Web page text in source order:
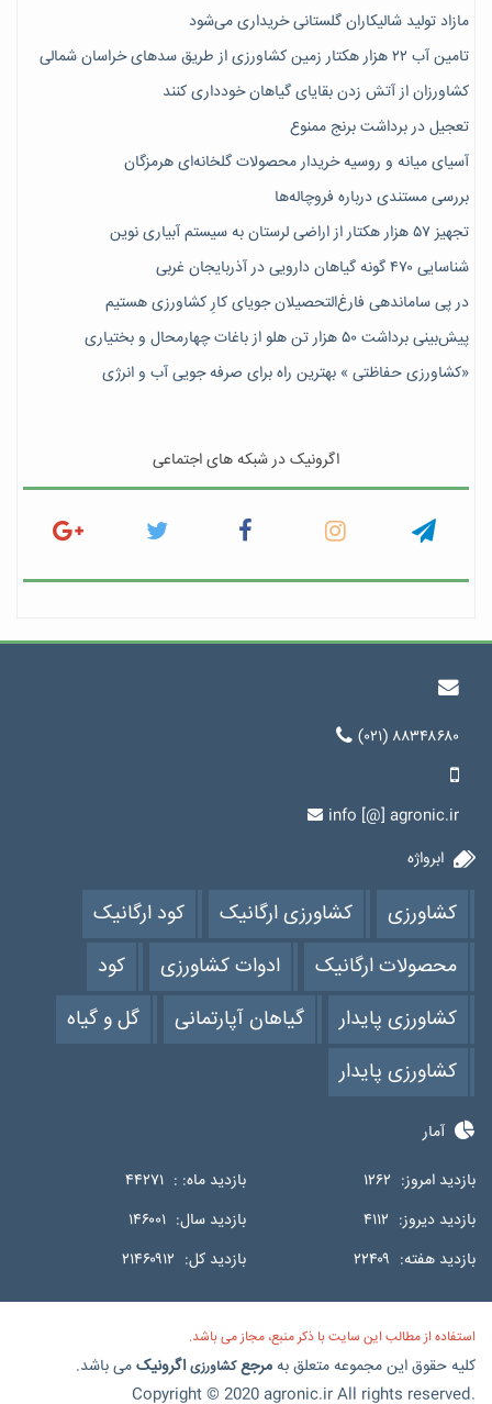
مازاد تولید شالیکاران گلستانی خریداری می‌شود
تامین آب ۲۲ هزار هکتار زمین کشاورزی از طریق سدهای خراسان شمالی
کشاورزان از آتش زدن بقایای گیاهان خودداری کنند
تعجیل در برداشت برنج ممنوع
آسیای میانه و روسیه خریدار محصولات گلخانه‌ای هرمزگان
بررسی مستندی درباره فروچاله‌ها
تجهیز ۵۷ هزار هکتار از اراضی لرستان به سیستم آبیاری نوین
شناسایی ۴۷٠ گونه گیاهان دارویی در آذربایجان غربی
در پی ساماندهی فارغ‌التحصیلان جویای کارِ کشاورزی هستیم
پیش‎‌بینی برداشت ۵۰ هزار تن هلو از باغات چهارمحال و بختیاری
«کشاورزی حفاظتی » بهترین راه برای صرفه جویی آب و انرژی
اگرونیک در شبکه های اجتماعی
(۰۲۱) ۸۸۳۴۸۶۸۰
info [@] agronic.ir
ابرواژه
کشاورزی کشاورزی ارگانیک
کود ارگانیک
محصولات ارگانیک
ادوات کشاورزی
کود
کشاورزی پایدار
گیاهان آپارتمانی
گل و گیاه
کشاورزی پایدار
آمار
بازدید امروز: ۱۲۶۲ بازدید ماه: : ۴۴۲۷۱
بازدید دیروز: ۴۱۱۲ بازدید سال: ۱۴۶۰۰۱
بازدید هفته: ۲۲۴۰۹ بازدید کل: ۲۱۴۶۰۹۱۲
استفاده از مطالب این سایت با ذکر منبع، مجاز می باشد.
کلیه حقوق این مجموعه متعلق بهمرجعکشاورزی اگرونیکمی باشد.
Copyright © 2020 agronic.ir All rights reserved.